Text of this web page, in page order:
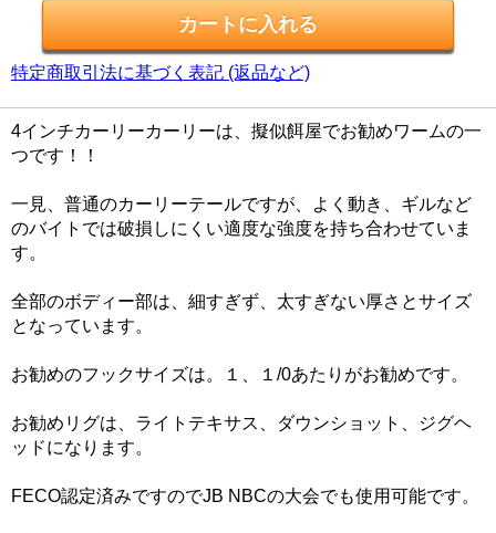
特定商取引法に基づく表記 (返品など)
4インチカーリーカーリーは、擬似餌屋でお勧めワームの一
つです！！
一見、普通のカーリーテールですが、よく動き、ギルなど
のバイトでは破損しにくい適度な強度を持ち合わせていま
す。
全部のボディー部は、細すぎず、太すぎない厚さとサイズ
となっています。
お勧めのフックサイズは。１、１/0あたりがお勧めです。
お勧めリグは、ライトテキサス、ダウンショット、ジグヘ
ッドになります。
FECO認定済みですのでJB NBCの大会でも使用可能です。